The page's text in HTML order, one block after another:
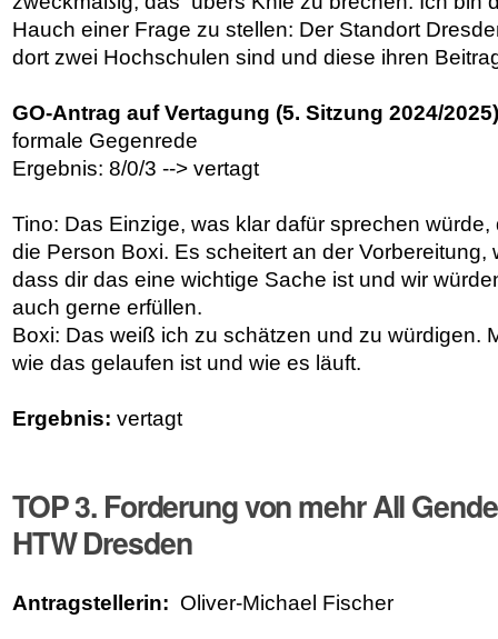
Hauch einer Frage zu stellen: Der Standort
dort zwei Hochschulen sind und diese ihren
GO-Antrag auf Vertagung (5. Sitzung 2024/2025)
formale Gegenrede
Ergebnis: 8/0/3 --> vertagt
Tino: Das Einzige, was klar dafür sprechen
die Person Boxi. Es scheitert an der Vorbereitung,
dass dir das eine wichtige Sache ist und wir
auch gerne erfüllen.
Boxi: Das weiß ich zu schätzen und zu würdigen.
wie das gelaufen ist und wie es läuft.
Ergebnis: vertagt
TOP 3. Forderung von mehr All
HTW Dresden
Antragstellerin: Oliver-Michael Fischer